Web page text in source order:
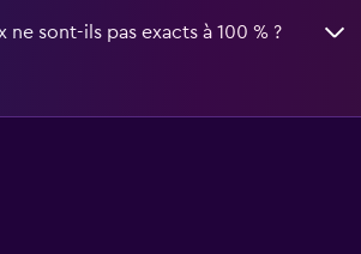
ne sont-ils pas exacts à 100 % ?